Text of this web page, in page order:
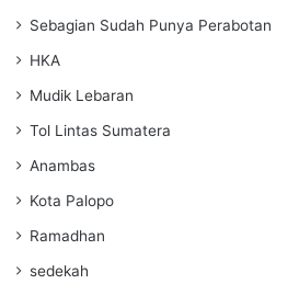
Sebagian Sudah Punya Perabotan
HKA
Mudik Lebaran
Tol Lintas Sumatera
Anambas
Kota Palopo
Ramadhan
sedekah